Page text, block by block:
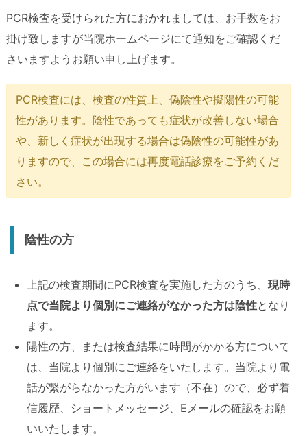
PCR検査を受けられた方におかれましては、お手数をお
掛け致しますが当院ホームページにて通知をご確認くだ
さいますようお願い申し上げます。
PCR検査には、検査の性質上、偽陰性や擬陽性の可能
性があります。陰性であっても症状が改善しない場合
や、新しく症状が出現する場合は偽陰性の可能性があ
りますので、この場合には再度電話診療をご予約くだ
さい。
陰性の方
上記の検査期間にPCR検査を実施した方のうち、 現時
点で当院より個別にご連絡がなかった方は陰性となり
ます。
陽性の方、または検査結果に時間がかかる方について
は、当院より個別にご連絡をいたします。当院より電
話が繋がらなかった方がいます（不在）ので、必ず着
信履歴、ショートメッセージ、Eメールの確認をお願
いいたします。